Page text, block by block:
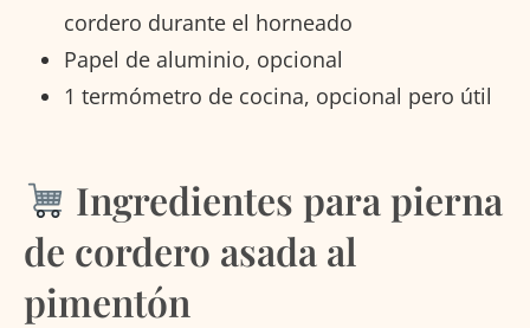
cordero durante el horneado
Papel de aluminio, opcional
1 termómetro de cocina, opcional pero útil
Ingredientes para pierna
de cordero asada al
pimentón